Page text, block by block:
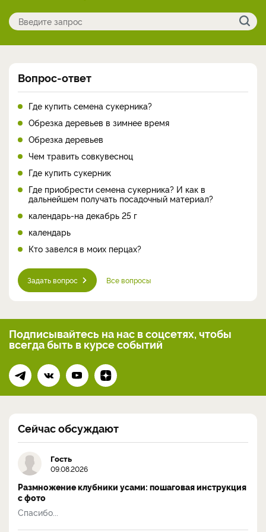
Вопрос-ответ
Где купить семена сукерника?
Обрезка деревьев в зимнее время
Обрезка деревьев
Чем травить совкувесноц
Где купить сукерник
Где приобрести семена сукерника? И как в
дальнейшем получать посадочный материал?
календарь-на декабрь 25 г
календарь
Кто завелся в моих перцах?
Задать вопрос Все вопросы
Подписывайтесь на нас в соцсетях, чтобы
всегдабыть в курсе событий
Сейчас обсуждают
Гость
09.08.2026
Размножение клубники усами: пошаговая инструкция
с фото
Спасибо...